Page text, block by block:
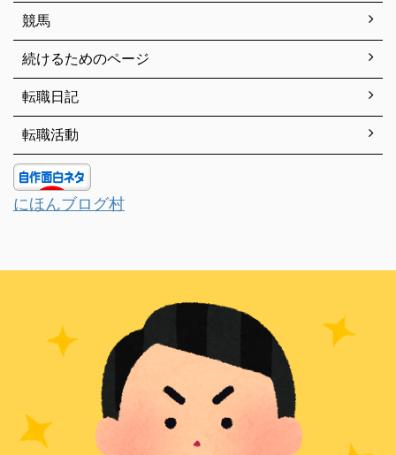
競馬
続けるためのページ
転職日記
転職活動
にほんブログ村